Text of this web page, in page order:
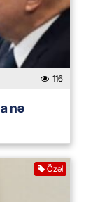
116
nə
Özəl